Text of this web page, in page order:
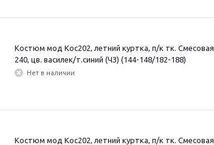
Костюм мод Кос202, летний куртка, п/к тк. Смесовая
240, цв. василек/т.синий (ЧЗ) (144-148/182-188)
Нет в наличии
Костюм мод Кос202, летний куртка, п/к тк. Смесовая